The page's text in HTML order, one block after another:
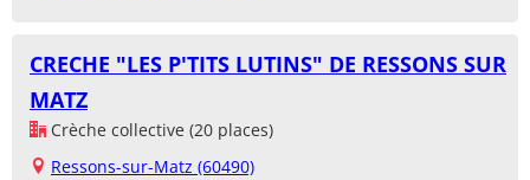
CRECHE "LES P'TITS LUTINS" DE RESSONS SUR
MATZ
Crèche collective (20 places)
Ressons-sur-Matz (60490)